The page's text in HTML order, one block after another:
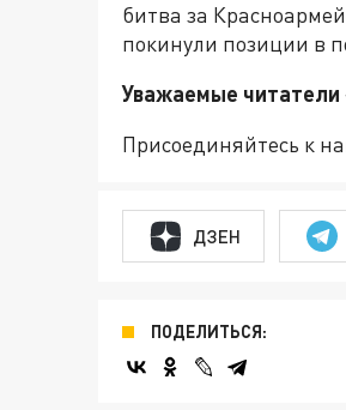
битва за
покинули позиции в
Уважаемые
Присоединяйтесь к
ДЗЕН
ПОДЕЛИТЬСЯ: